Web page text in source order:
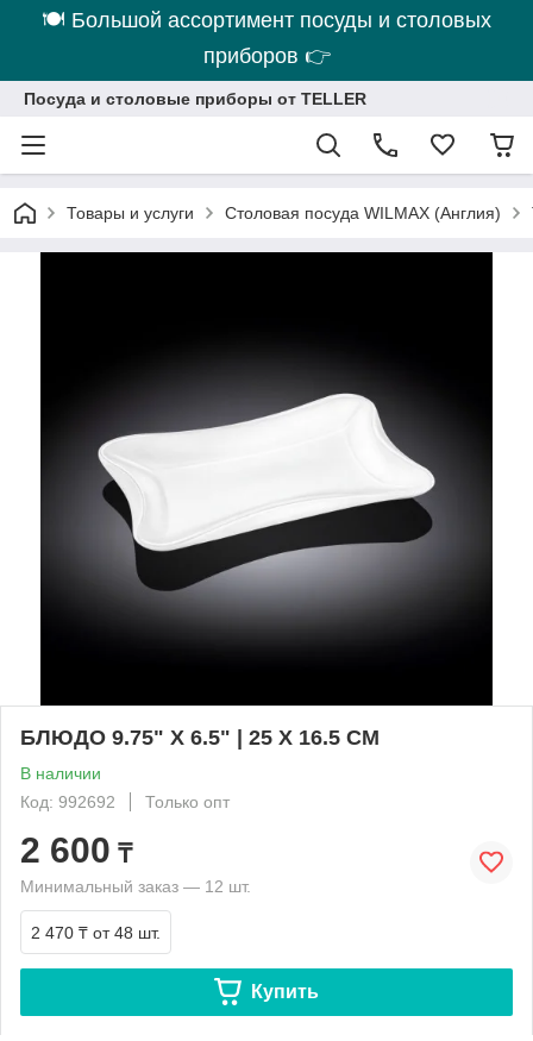
🍽 Большой ассортимент посуды и столовых
приборов 👉
Посуда и столовые приборы от TELLER
Товары и услуги Столовая посуда WILMAX (Англия)
БЛЮДО 9.75" X 6.5" | 25 X 16.5 CM
В наличии
Код: 992692
Только опт
2 600 ₸
Минимальный заказ — 12 шт.
2 470 ₸ от 48 шт.
Купить